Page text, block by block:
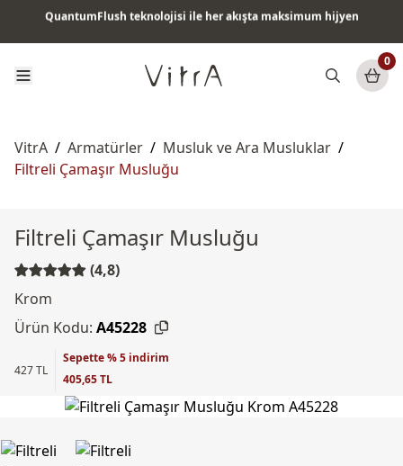
0
VitrA / Armatürler / Musluk ve Ara Musluklar /
Filtreli Çamaşır Musluğu
Filtreli Çamaşır Musluğu
(4,8)
Krom
Ürün Kodu: A45228
427 TL
Sepette % 5 indirim
405,65 TL